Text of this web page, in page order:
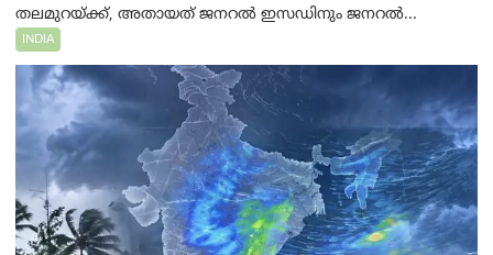
തലമുറയ്ക്ക്, അതായത് ജനറൽ ഇസഡിനും ജനറൽ...
INDIA